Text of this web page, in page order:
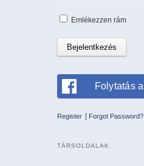
Emlékezzen rám
Folytatás a
Register Forgot Password?
TÁRSOLDALAK